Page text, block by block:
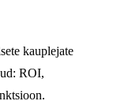
kauplejate
ROI,